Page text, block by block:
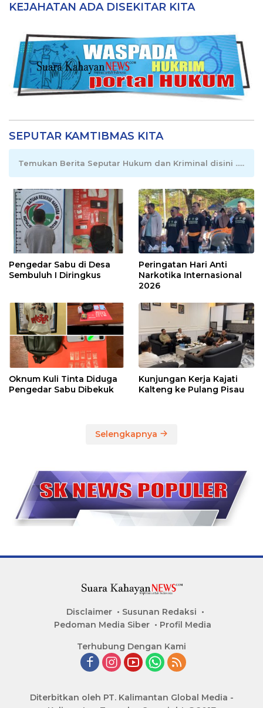
KEJAHATAN ADA DISEKITAR KITA
SEPUTAR KAMTIBMAS KITA
Temukan Berita Seputar Hukum dan Kriminal disini .....
Pengedar Sabu di Desa
Sembuluh I Diringkus
Peringatan Hari Anti
Narkotika Internasional
2026
Oknum Kuli Tinta Diduga
Pengedar Sabu Dibekuk
Kunjungan Kerja Kajati
Kalteng ke Pulang Pisau
Selengkapnya
Disclaimer
Susunan Redaksi
Pedoman Media Siber
Profil Media
Terhubung Dengan Kami
Diterbitkan oleh PT. Kalimantan Global Media -